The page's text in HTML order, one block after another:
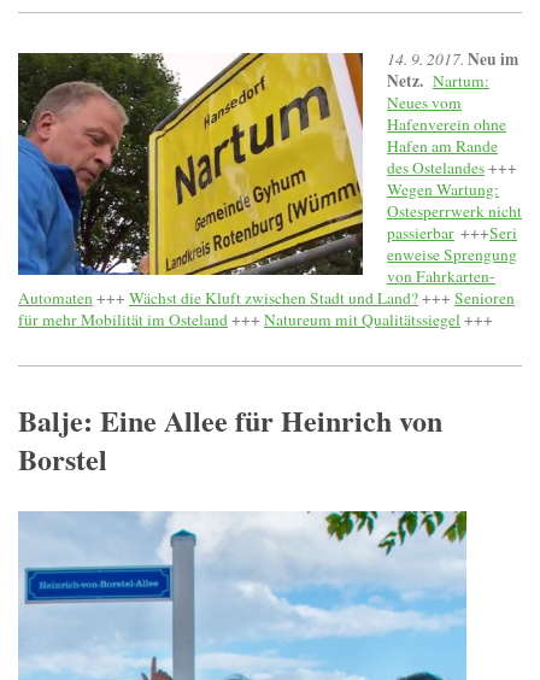
14. 9. 2017. Neu im
Netz. Nartum:
Neues vom
Hafenverein ohne
Hafen am Rande
des Ostelandes+++
Wegen Wartung:
Ostesperrwerk nicht
passierbar +++Seri
enweise Sprengung
von Fahrkarten-
Automaten+++ Wächst die Kluft zwischen Stadt und Land?+++ Senioren
für mehr Mobilität im Osteland+++ Natureum mit Qualitätssiegel +++
Balje: Eine Allee für Heinrich von
Borstel